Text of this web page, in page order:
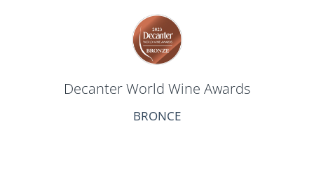
Decanter World Wine Awards
BRONCE